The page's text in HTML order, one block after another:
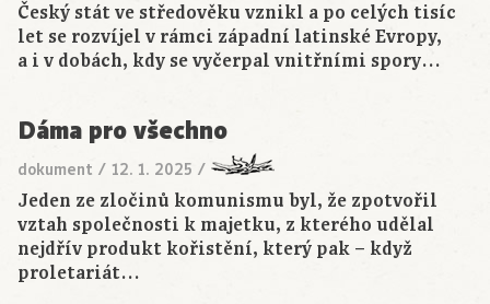
Český stát ve středověku vznikl a po celých tisíc
let se rozvíjel v rámci západní latinské Evropy,
a i v dobách, kdy se vyčerpal vnitřními spory…
Dáma pro všechno
dokument / 12. 1. 2025 /
Jeden ze zločinů komunismu byl, že zpotvořil
vztah společnosti k majetku, z kterého udělal
nejdřív produkt kořistění, který pak – když
proletariát…